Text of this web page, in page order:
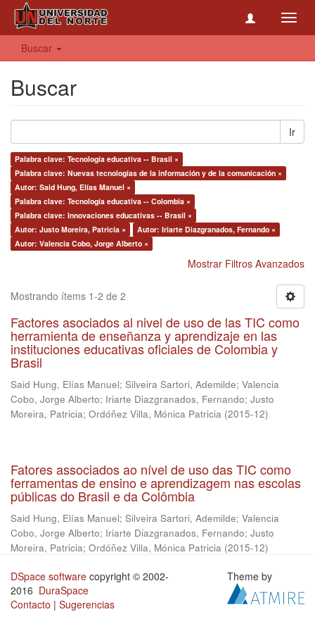
Buscar
Buscar
Ir
Palabra clave: Tecnología educativa -- Brasil ×
Palabra clave: Nuevas tecnologías de la información y de la comunicación ×
Autor: Said Hung, Elías Manuel ×
Palabra clave: Tecnología educativa -- Colombia ×
Palabra clave: Innovaciones educativas -- Brasil ×
Autor: Justo Moreira, Patricia ×
Autor: Iriarte Diazgranados, Fernando ×
Autor: Valencia Cobo, Jorge Alberto ×
Mostrar Filtros Avanzados
Mostrando ítems 1-2 de 2
Factores asociados al nivel de uso de las TIC como
herramienta de enseñanza y aprendizaje en las
instituciones educativas oficiales de Colombia y
Brasil
Said Hung, Elías Manuel; Silveira Sartori, Ademilde; Valencia
Cobo, Jorge Alberto; Iriarte Diazgranados, Fernando; Justo
Moreira, Patricia; Ordóñez Villa, Mónica Patricia (2015-12)
Fatores associados ao nível de uso das TIC como
ferramentas de ensino e aprendizagem nas escolas
públicas do Brasil e da Colômbia
Said Hung, Elías Manuel; Silveira Sartori, Ademilde; Valencia
Cobo, Jorge Alberto; Iriarte Diazgranados, Fernando; Justo
Moreira, Patricia; Ordóñez Villa, Mónica Patricia (2015-12)
DSpace software copyright © 2002-
2016 DuraSpace
Contacto | Sugerencias
Theme by